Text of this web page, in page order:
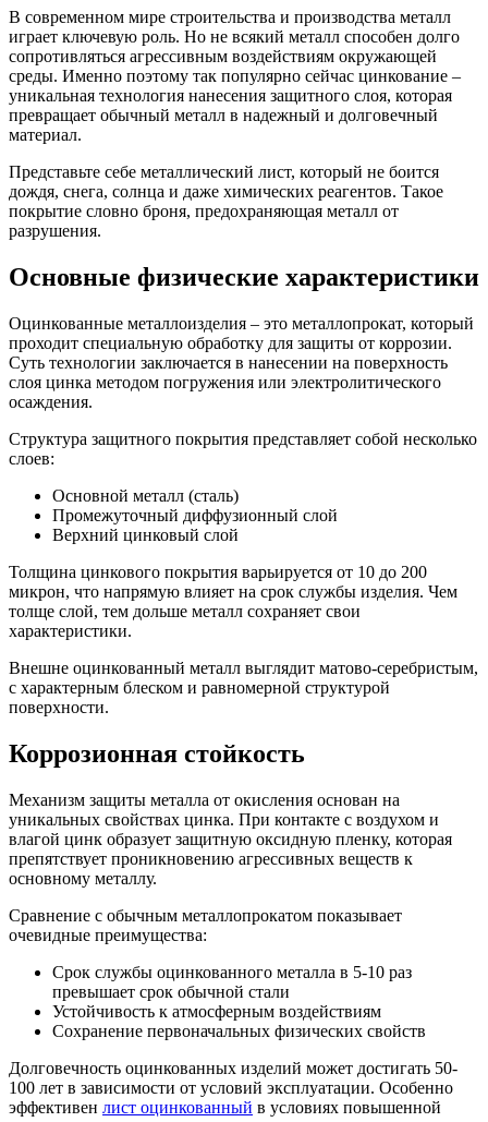
В современном мире строительства и производства металл
играет ключевую роль. Но не всякий металл способен долго
сопротивляться агрессивным воздействиям окружающей
среды. Именно поэтому так популярно сейчас цинкование –
уникальная технология нанесения защитного слоя, которая
превращает обычный металл в надежный и долговечный
материал.
Представьте себе металлический лист, который не боится
дождя, снега, солнца и даже химических реагентов. Такое
покрытие словно броня, предохраняющая металл от
разрушения.
Основные физические характеристики
Оцинкованные металлоизделия – это металлопрокат, который
проходит специальную обработку для защиты от коррозии.
Суть технологии заключается в нанесении на поверхность
слоя цинка методом погружения или электролитического
осаждения.
Структура защитного покрытия представляет собой несколько
слоев:
Основной металл (сталь)
Промежуточный диффузионный слой
Верхний цинковый слой
Толщина цинкового покрытия варьируется от 10 до 200
микрон, что напрямую влияет на срок службы изделия. Чем
толще слой, тем дольше металл сохраняет свои
характеристики.
Внешне оцинкованный металл выглядит матово-серебристым,
с характерным блеском и равномерной структурой
поверхности.
Коррозионная стойкость
Механизм защиты металла от окисления основан на
уникальных свойствах цинка. При контакте с воздухом и
влагой цинк образует защитную оксидную пленку, которая
препятствует проникновению агрессивных веществ к
основному металлу.
Сравнение с обычным металлопрокатом показывает
очевидные преимущества:
Срок службы оцинкованного металла в 5-10 раз
превышает срок обычной стали
Устойчивость к атмосферным воздействиям
Сохранение первоначальных физических свойств
Долговечность оцинкованных изделий может достигать 50-
100 лет в зависимости от условий эксплуатации. Особенно
эффективен лист оцинкованный в условиях повышенной